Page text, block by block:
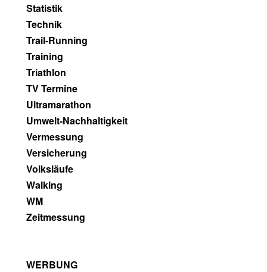
Statistik
Technik
Trail-Running
Training
Triathlon
TV Termine
Ultramarathon
Umwelt-Nachhaltigkeit
Vermessung
Versicherung
Volksläufe
Walking
WM
Zeitmessung
WERBUNG